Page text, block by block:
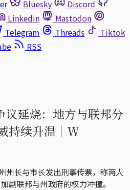
Bluesky
Discord
Linkedin
Mastodon
Telegram Threads
Tiktok
RSS
议延烧：地方与联邦分
持续升温｜Ｗ
州长与市长发出刑事传票，称两人
剧联邦与州政府的权力冲撞。